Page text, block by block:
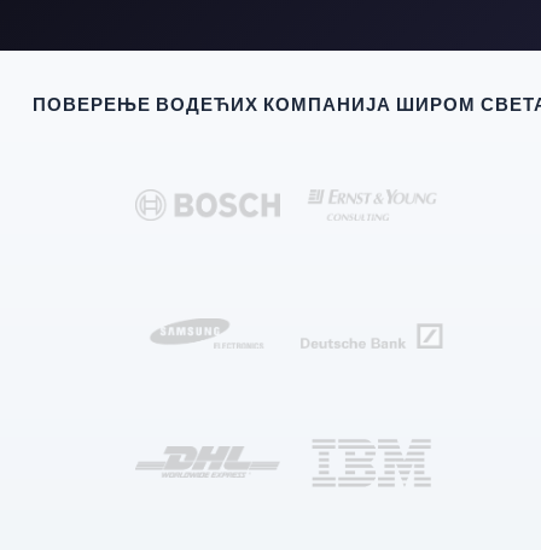
ПОВЕРЕЊЕ ВОДЕЋИХ КОМПАНИЈА ШИРОМ